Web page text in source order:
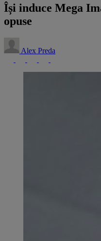
Își induce Mega
opuse
Alex Preda